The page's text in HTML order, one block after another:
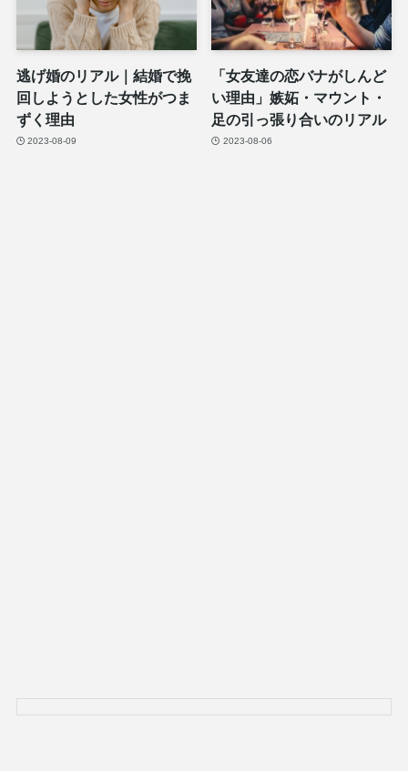
逃げ婚のリアル｜結婚で挽
回しようとした女性がつま
ずく理由
2023-08-09
「女友達の恋バナがしんど
い理由」嫉妬・マウント・
足の引っ張り合いのリアル
2023-08-06